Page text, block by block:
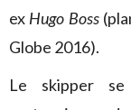
ex Hugo Boss
Globe 2016).
Le skipper